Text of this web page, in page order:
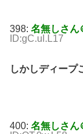
398: 名無しさん
ID:gC.ul.L17
しかしディープ
400: 名無しさん